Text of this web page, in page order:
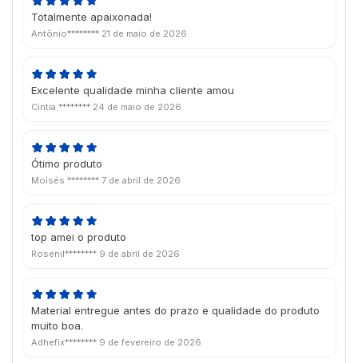
Totalmente apaixonada!
Antônio******** 21 de maio de 2026
Excelente qualidade minha cliente amou
Cintia ******** 24 de maio de 2026
Ótimo produto
Moisés ******** 7 de abril de 2026
top amei o produto
Rosenil******** 9 de abril de 2026
Material entregue antes do prazo e qualidade do produto
muito boa.
Adhefix******** 9 de fevereiro de 2026